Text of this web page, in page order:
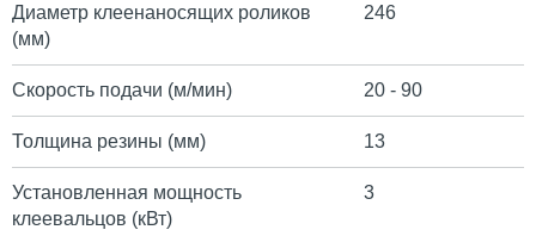
Диаметр клеенаносящих роликов
(мм)
246
Скорость подачи (м/мин) 20 - 90
Толщина резины (мм) 13
Установленная мощность
клеевальцов (кВт)
3